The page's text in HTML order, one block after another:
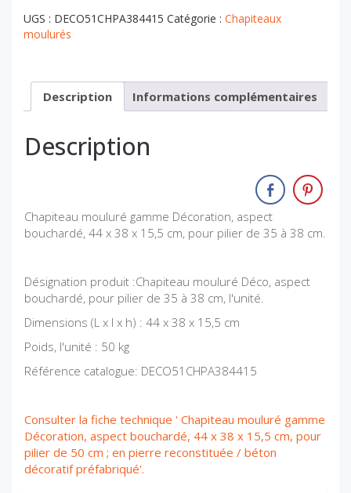
UGS : DECO51CHPA384415 Catégorie : Chapiteaux
moulurés
Description Informations complémentaires
Description
Chapiteau mouluré gamme Décoration, aspect
bouchardé, 44 x 38 x 15,5 cm, pour pilier de 35 à 38 cm.
Désignation produit :Chapiteau mouluré Déco, aspect
bouchardé, pour pilier de 35 à 38 cm, l'unité.
Dimensions (L x l x h) : 44 x 38 x 15,5 cm
Poids, l'unité : 50 kg
Référence catalogue: DECO51CHPA384415
Consulter la fiche technique ' Chapiteau mouluré gamme
Décoration, aspect bouchardé, 44 x 38 x 15,5 cm, pour
pilier de 50 cm ; en pierre reconstituée / béton
décoratif préfabriqué'.